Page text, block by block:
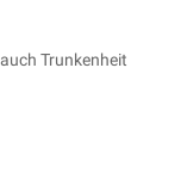
Trunkenheit